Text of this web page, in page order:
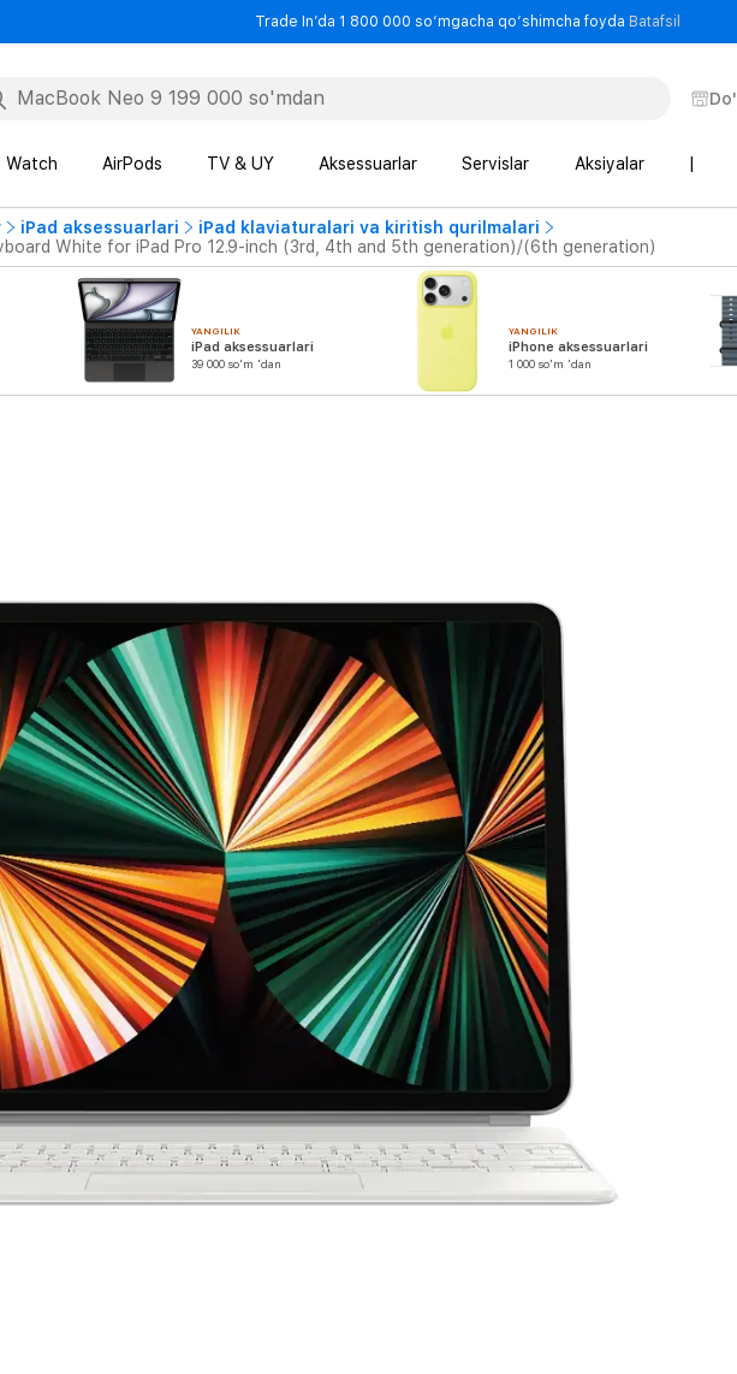
Trade In’da 1 800 000 so‘mgacha qo‘shimcha foyda Batafsil
Watch AirPods TV & UY Aksessuarlar Servislar Aksiyalar
iPad aksessuarlari
iPad klaviaturalari va kiritish qurilmalari
White for iPad Pro 12.9-inch (3rd, 4th and 5th generation)/(6th generation)
YANGILIK
iPad aksessuarlari
39 000 so'm 'dan
YANGILIK
iPhone aksessuarlari
1 000 so'm 'dan